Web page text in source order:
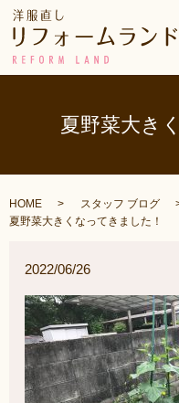
夏野菜大き
HOME スタッフ ブログ
夏野菜大きくなってきました！
2022/06/26